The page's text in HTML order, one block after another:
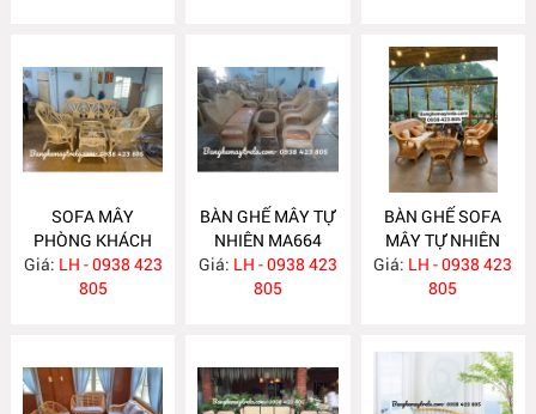
SOFA MÂY
PHÒNG KHÁCH
MA665
Giá: LH - 0938 423
805
BÀN GHẾ MÂY TỰ
NHIÊN MA664
Giá: LH - 0938 423
805
BÀN GHẾ SOFA
MÂY TỰ NHIÊN
MA663
Giá: LH - 0938 423
805